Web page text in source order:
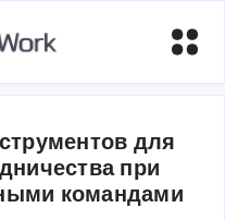
для
при
командами